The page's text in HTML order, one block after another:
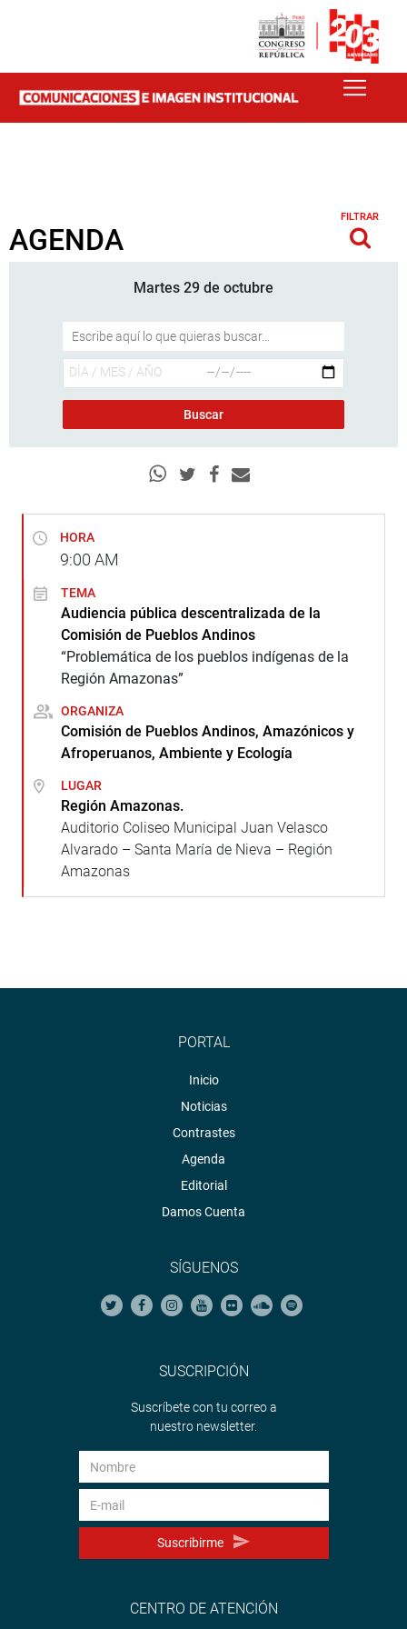
AGENDA
FILTRAR
Martes 29 de octubre
HORA
9:00 AM
TEMA
Audiencia pública descentralizada de la
Comisión de Pueblos Andinos
“Problemática de los pueblos indígenas de la
Región Amazonas”
ORGANIZA
Comisión de Pueblos Andinos, Amazónicos y
Afroperuanos, Ambiente y Ecología
LUGAR
Región Amazonas.
Auditorio Coliseo Municipal Juan Velasco
Alvarado – Santa María de Nieva – Región
Amazonas
PORTAL
Inicio
Noticias
Contrastes
Agenda
Editorial
Damos Cuenta
SÍGUENOS
SUSCRIPCIÓN
Suscríbete con tu correo a
nuestro newsletter.
Suscribirme
CENTRO DE ATENCIÓN